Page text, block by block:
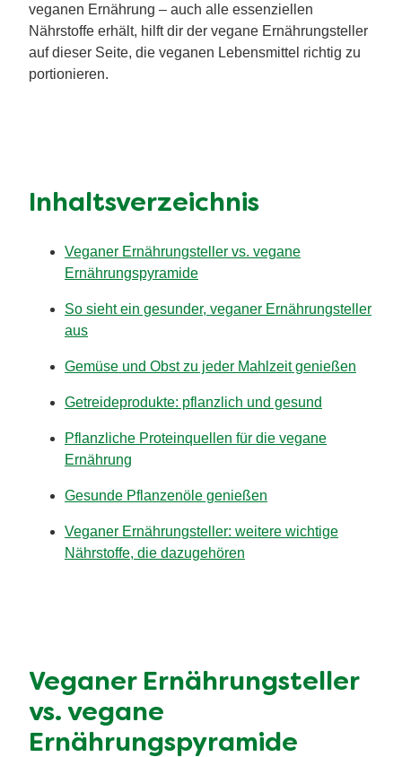
veganen Ernährung – auch alle essenziellen
Nährstoffe erhält, hilft dir der vegane Ernährungsteller
auf dieser Seite, die veganen Lebensmittel richtig zu
portionieren.
Inhaltsverzeichnis
Veganer Ernährungsteller vs. vegane
Ernährungspyramide
So sieht ein gesunder, veganer Ernährungsteller
aus
Gemüse und Obst zu jeder Mahlzeit genießen
Getreideprodukte: pflanzlich und gesund
Pflanzliche Proteinquellen für die vegane
Ernährung
Gesunde Pflanzenöle genießen
Veganer Ernährungsteller: weitere wichtige
Nährstoffe, die dazugehören
Veganer Ernährungsteller
vs. vegane
Ernährungspyramide